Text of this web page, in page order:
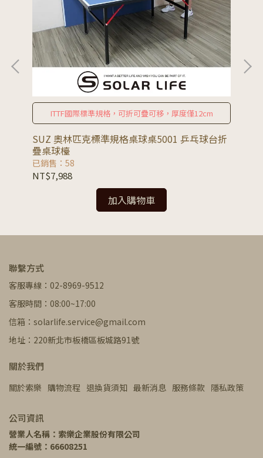
ITTF國際標準規格，可折可疊可移，厚度僅12cm
SUZ 奧林匹克標準規格桌球桌5001 乒乓球台折
疊桌球檯
已銷售：58
NT$7,988
加入購物車
聯繫方式
客服專線：02-8969-9512
客服時間：08:00~17:00
信箱：solarlife.service@gmail.com
地址：220新北市板橋區板城路91號
關於我們
關於索樂 購物流程 退換貨須知 最新消息 服務條款 隱私政策
公司資訊
營業人名稱：索樂企業股份有限公司
統一編號：66608251